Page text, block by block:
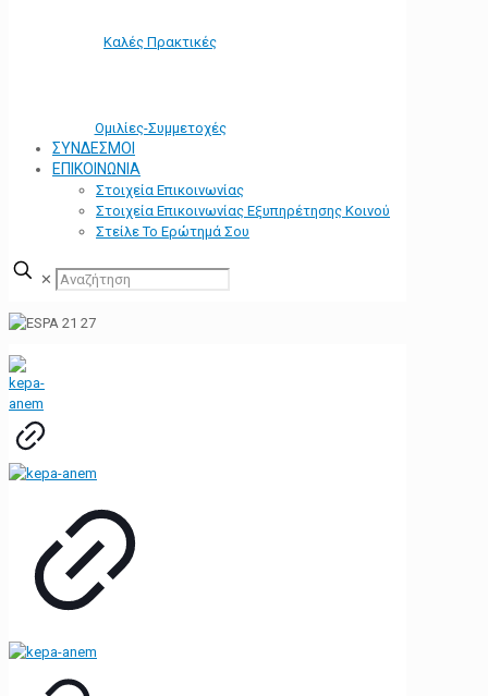
Καλές Πρακτικές
Ομιλίες-Συμμετοχές
ΣΥΝΔΕΣΜΟΙ
ΕΠΙΚΟΙΝΩΝΙΑ
Στοιχεία Επικοινωνίας
Στοιχεία Επικοινωνίας Εξυπηρέτησης Κοινού
Στείλε Το Ερώτημά Σου
✕